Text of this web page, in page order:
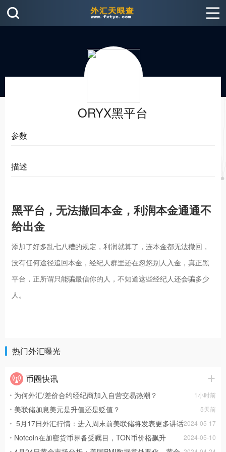
ORYX黑平台
参数
描述
黑平台，无法撤回本金，利润本金通通不
给出金
添加了好多乱七八糟的规定，利润就算了，连本金都无法撤回，
没有任何途径追回本金，经纪人群里还在忽悠别人入金，真正黑
平台，正所谓只能骗最信你的人，不知道这些经纪人还会骗多少
人。
热门外汇曝光
币圈快讯
1小时前
为何外汇/差价合约经纪商加入自营交易热潮？
5天前
美联储加息美元是升值还是贬值？
2024-05-17
5月17日外汇行情：进入周末前美联储将发表更多讲话
2024-05-10
Notcoin在加密货币界备受瞩目，TON币价格飙升